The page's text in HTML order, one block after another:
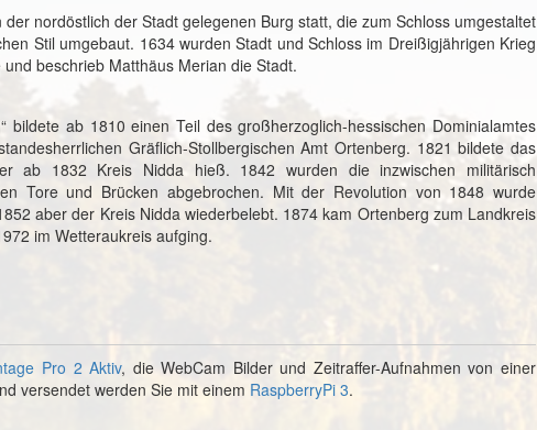
nordöstlich der Stadt gelegenen Burg statt, die zum Schloss umgestaltet
Stil umgebaut. 1634 wurden Stadt und Schloss im Dreißigjährigen Krieg
beschrieb Matthäus Merian die Stadt.
bildete ab 1810 einen Teil des großherzoglich-hessischen Dominialamtes
Gräflich-Stollbergischen Amt Ortenberg. 1821 bildete das
ab 1832 Kreis Nidda hieß. 1842 wurden die inzwischen militärisch
Tore und Brücken abgebrochen. Mit der Revolution von 1848 wurde
aber der Kreis Nidda wiederbelebt. 1874 kam Ortenberg zum Landkreis
im Wetteraukreis aufging.
Pro 2 Aktiv, die WebCam Bilder und Zeitraffer-Aufnahmen von einer
versendet werden Sie mit einem RaspberryPi 3.